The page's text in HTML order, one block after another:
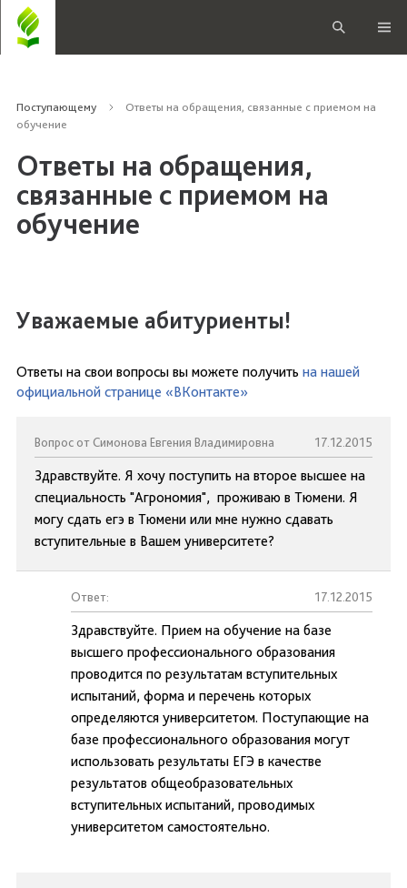
Поступающему
Ответы на обращения, связанные с приемом на
обучение
Ответы на обращения,
связанные с приемом на
обучение
Уважаемые абитуриенты!
Ответы на свои вопросы вы можете получить на нашей
официальной странице «ВКонтакте»
Вопрос от Симонова Евгения Владимировна 17.12.2015
Здравствуйте. Я хочу поступить на второе высшее на
специальность "Агрономия", проживаю в Тюмени. Я
могу сдать егэ в Тюмени или мне нужно сдавать
вступительные в Вашем университете?
Ответ: 17.12.2015
Здравствуйте. Прием на обучение на базе
высшего профессионального образования
проводится по результатам вступительных
испытаний, форма и перечень которых
определяются университетом. Поступающие на
базе профессионального образования могут
использовать результаты ЕГЭ в качестве
результатов общеобразовательных
вступительных испытаний, проводимых
университетом самостоятельно.